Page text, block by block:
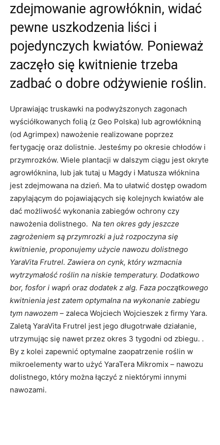
zdejmowanie agrowłóknin, widać
pewne uszkodzenia liści i
pojedynczych kwiatów. Ponieważ
zaczęło się kwitnienie trzeba
zadbać o dobre odżywienie roślin.
Uprawiając truskawki na podwyższonych zagonach
wyściółkowanych folią (z Geo Polska) lub agrowłókniną
(od Agrimpex) nawożenie realizowane poprzez
fertygację oraz dolistnie. Jesteśmy po okresie chłodów i
przymrozków. Wiele plantacji w dalszym ciągu jest okryte
agrowłóknina, lub jak tutaj u Magdy i Matusza włóknina
jest zdejmowana na dzień. Ma to ułatwić dostęp owadom
zapylającym do pojawiających się kolejnych kwiatów ale
dać możliwość wykonania zabiegów ochrony czy
nawożenia dolistnego. Na ten okres gdy jeszcze
zagrożeniem są przymrozki a już rozpoczyna się
kwitnienie, proponujemy użycie nawozu dolistnego
YaraVita Frutrel. Zawiera on cynk, który wzmacnia
wytrzymałość roślin na niskie temperatury. Dodatkowo
bor, fosfor i wapń oraz dodatek z alg. Faza początkowego
kwitnienia jest zatem optymalna na wykonanie zabiegu
tym nawozem – zaleca Wojciech Wojcieszek z firmy Yara.
Zaletą YaraVita Frutrel jest jego długotrwałe działanie,
utrzymując się nawet przez okres 3 tygodni od zbiegu. .
By z kolei zapewnić optymalne zaopatrzenie roślin w
mikroelementy warto użyć YaraTera Mikromix – nawozu
dolistnego, który można łączyć z niektórymi innymi
nawozami.